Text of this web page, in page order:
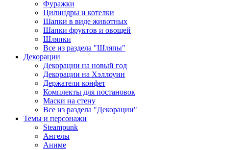
Фуражки
Цилиндры и котелки
Шапки в виде животных
Шапки фруктов и овощей
Шляпки
Все из раздела "Шляпы"
Декорации
Декорации на новый год
Декорации на Хэллоуин
Держатели конфет
Комплекты для постановок
Маски на стену
Все из раздела "Декорации"
Темы и персонажи
Steampunk
Ангелы
Аниме